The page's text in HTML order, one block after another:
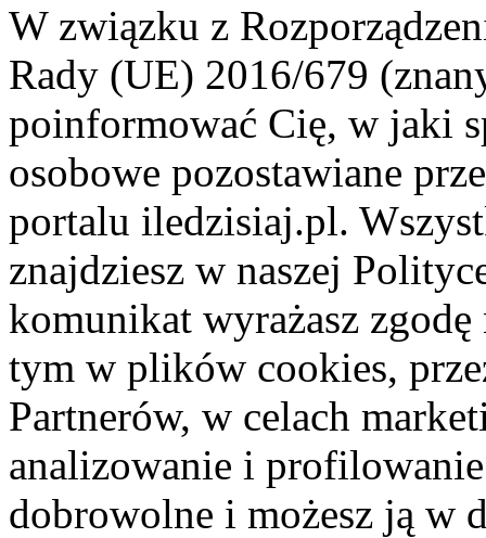
W związku z
Rady (UE) 2016/679
poinformować Cię, w jaki
osobowe pozostawiane
portalu iledzisiaj.pl.
znajdziesz w naszej
komunikat wyrażasz
tym w plików cookies,
Partnerów, w celach
analizowanie i
dobrowolne i możesz ją w